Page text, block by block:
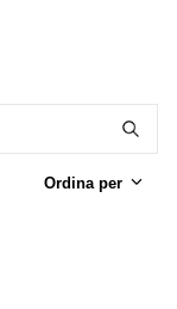
Ordina per